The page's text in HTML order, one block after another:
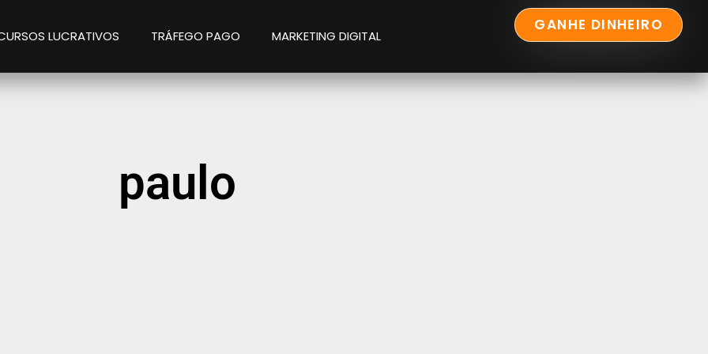
LUCRATIVOS TRÁFEGO PAGO MARKETING DIGITAL
GANHE DINHEIRO
paulo